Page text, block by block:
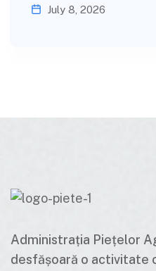
July 8, 2026
Administrația Piețelor
desfășoară o activitate